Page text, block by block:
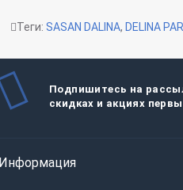
Теги: SASAN DALINA, DELINA
Подпишитесь на
скидках и акциях
Информация